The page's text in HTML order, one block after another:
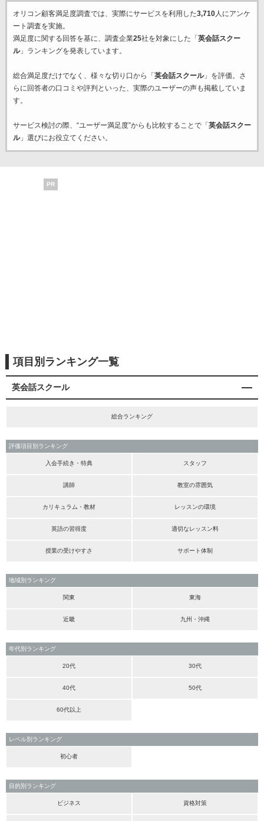
オリコン顧客満足度調査では、実際にサービスを利用した3,710人にアンケ
ート調査を実施。
満足度に関する回答を基に、調査企業25社を対象にした「 英会話スクー
ル」ランキングを発表しています。
総合満足度だけでなく、様々な切り口から「 英会話スクール」を評価。さ
らに回答者の口コミや評判といった、実際のユーザーの声も掲載していま
す。
サービス検討の際、“ユーザー満足度”からも比較することで「 英会話スクー
ル」選びにお役立てください。
PR
項目別ランキング一覧
英会話スクール
総合ランキング
評価項目別ランキング
入会手続き・特典 スタッフ
講師 教室の雰囲気
カリキュラム・教材 レッスンの環境
英語の習得度 適切なレッスン料
授業の受けやすさ サポート体制
地域別ランキング
関東 東海
近畿 九州・沖縄
年代別ランキング
20代 30代
40代 50代
60代以上
レベル別ランキング
初心者
目的別ランキング
ビジネス 資格対策